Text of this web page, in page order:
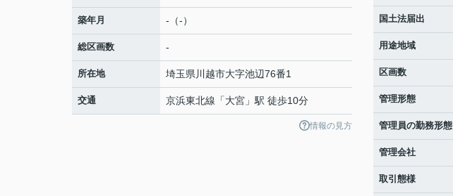
築年月 -（-）
総区画数 -
所在地 埼玉県 川越市大字池辺76番1
交通 京浜東北線 「大宮 」駅 徒歩10分
情報の見方
国土法届出
用途地域
区画数
管理形態
管理員の勤務形態
管理会社
取引態様